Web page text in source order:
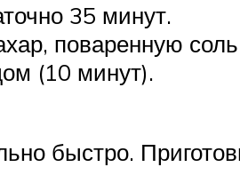
35 минут.
поваренную
(10 минут).
быстро.